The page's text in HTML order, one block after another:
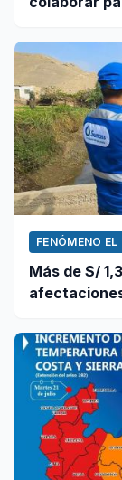
FENÓMENO EL
Más de S/